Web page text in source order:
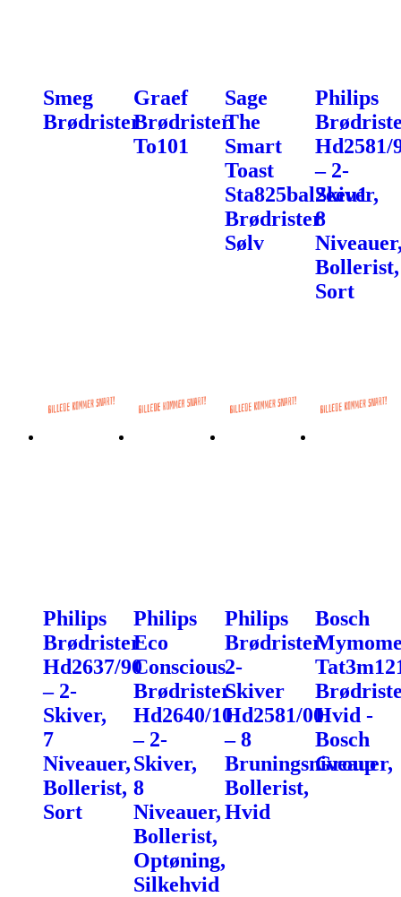
Smeg
Brødrister
Graef
Brødrister
To101
Sage
The
Smart
Toast
Sta825bal2eeu1
Brødrister
Sølv
Philips
Hd2581/
– 2-
Skiver,
8
Bollerist,
Sort
Philips
Brødrister
Hd2637/90
– 2-
Skiver,
7
Niveauer,
Bollerist,
Sort
Philips
Eco
Conscious
Brødrister
Hd2640/10
– 2-
Skiver,
8
Niveauer,
Bollerist,
Optøning,
Silkehvid
Philips
Brødrister
2-
Skiver
Hd2581/00
– 8
Bruningsniveauer,
Bollerist,
Hvid
Bosch
Hvid -
Bosch
Group